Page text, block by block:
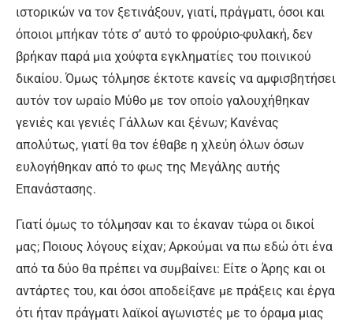
ιστορικών να τον ξετινάξουν, γιατί, πράγματι, όσοι και
όποιοι μπήκαν τότε σ’ αυτό το φρούριο-φυλακή, δεν
βρήκαν παρά μια χούφτα εγκληματίες του ποινικού
δικαίου. Όμως τόλμησε έκτοτε κανείς να αμφισβητήσει
αυτόν τον ωραίο Μύθο με τον οποίο γαλουχήθηκαν
γενιές και γενιές Γάλλων και ξένων; Κανένας
απολύτως, γιατί θα τον έθαβε η χλεύη όλων όσων
ευλογήθηκαν από το φως της Μεγάλης αυτής
Επανάστασης.
Γιατί όμως το τόλμησαν και το έκαναν τώρα οι δικοί
μας; Ποιους λόγους είχαν; Αρκούμαι να πω εδώ ότι ένα
από τα δύο θα πρέπει να συμβαίνει: Είτε ο Άρης και οι
αντάρτες του, και όσοι αποδείξανε με πράξεις και έργα
ότι ήταν πράγματι λαϊκοί αγωνιστές με το όραμα μιας